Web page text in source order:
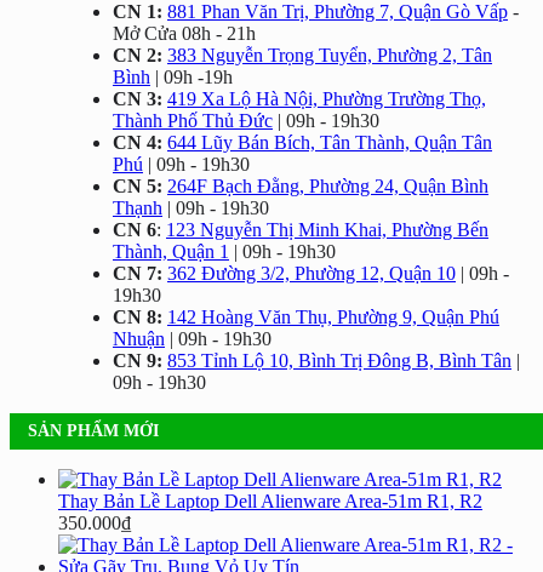
CN 1: 881 Phan Văn Trị, Phường 7, Quận Gò Vấp -
Mở Cửa 08h - 21h
CN 2: 383 Nguyễn Trọng Tuyển, Phường 2, Tân
Bình | 09h -19h
CN 3: 419 Xa Lộ Hà Nội, Phường Trường Thọ,
Thành Phố Thủ Đức | 09h - 19h30
CN 4: 644 Lũy Bán Bích, Tân Thành, Quận Tân
Phú | 09h - 19h30
CN 5: 264F Bạch Đằng, Phường 24, Quận Bình
Thạnh | 09h - 19h30
CN 6: 123 Nguyễn Thị Minh Khai, Phường Bến
Thành, Quận 1 | 09h - 19h30
CN 7: 362 Đường 3/2, Phường 12, Quận 10 | 09h -
19h30
CN 8: 142 Hoàng Văn Thụ, Phường 9, Quận Phú
Nhuận | 09h - 19h30
CN 9: 853 Tỉnh Lộ 10, Bình Trị Đông B, Bình Tân |
09h - 19h30
SẢN PHẨM MỚI
Thay Bản Lề Laptop Dell Alienware Area-51m R1, R2
350.000₫